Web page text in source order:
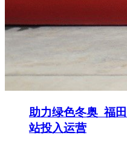
助力绿色冬奥 福
站投入运营